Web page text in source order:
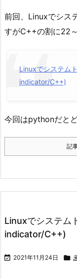
前回、Linuxでシス
すがC++の割に22
Linuxでシステム
indicator/C++)
今回はpythonだと
記
Linuxでシステム
indicator/C++)
 2021年11月24日 